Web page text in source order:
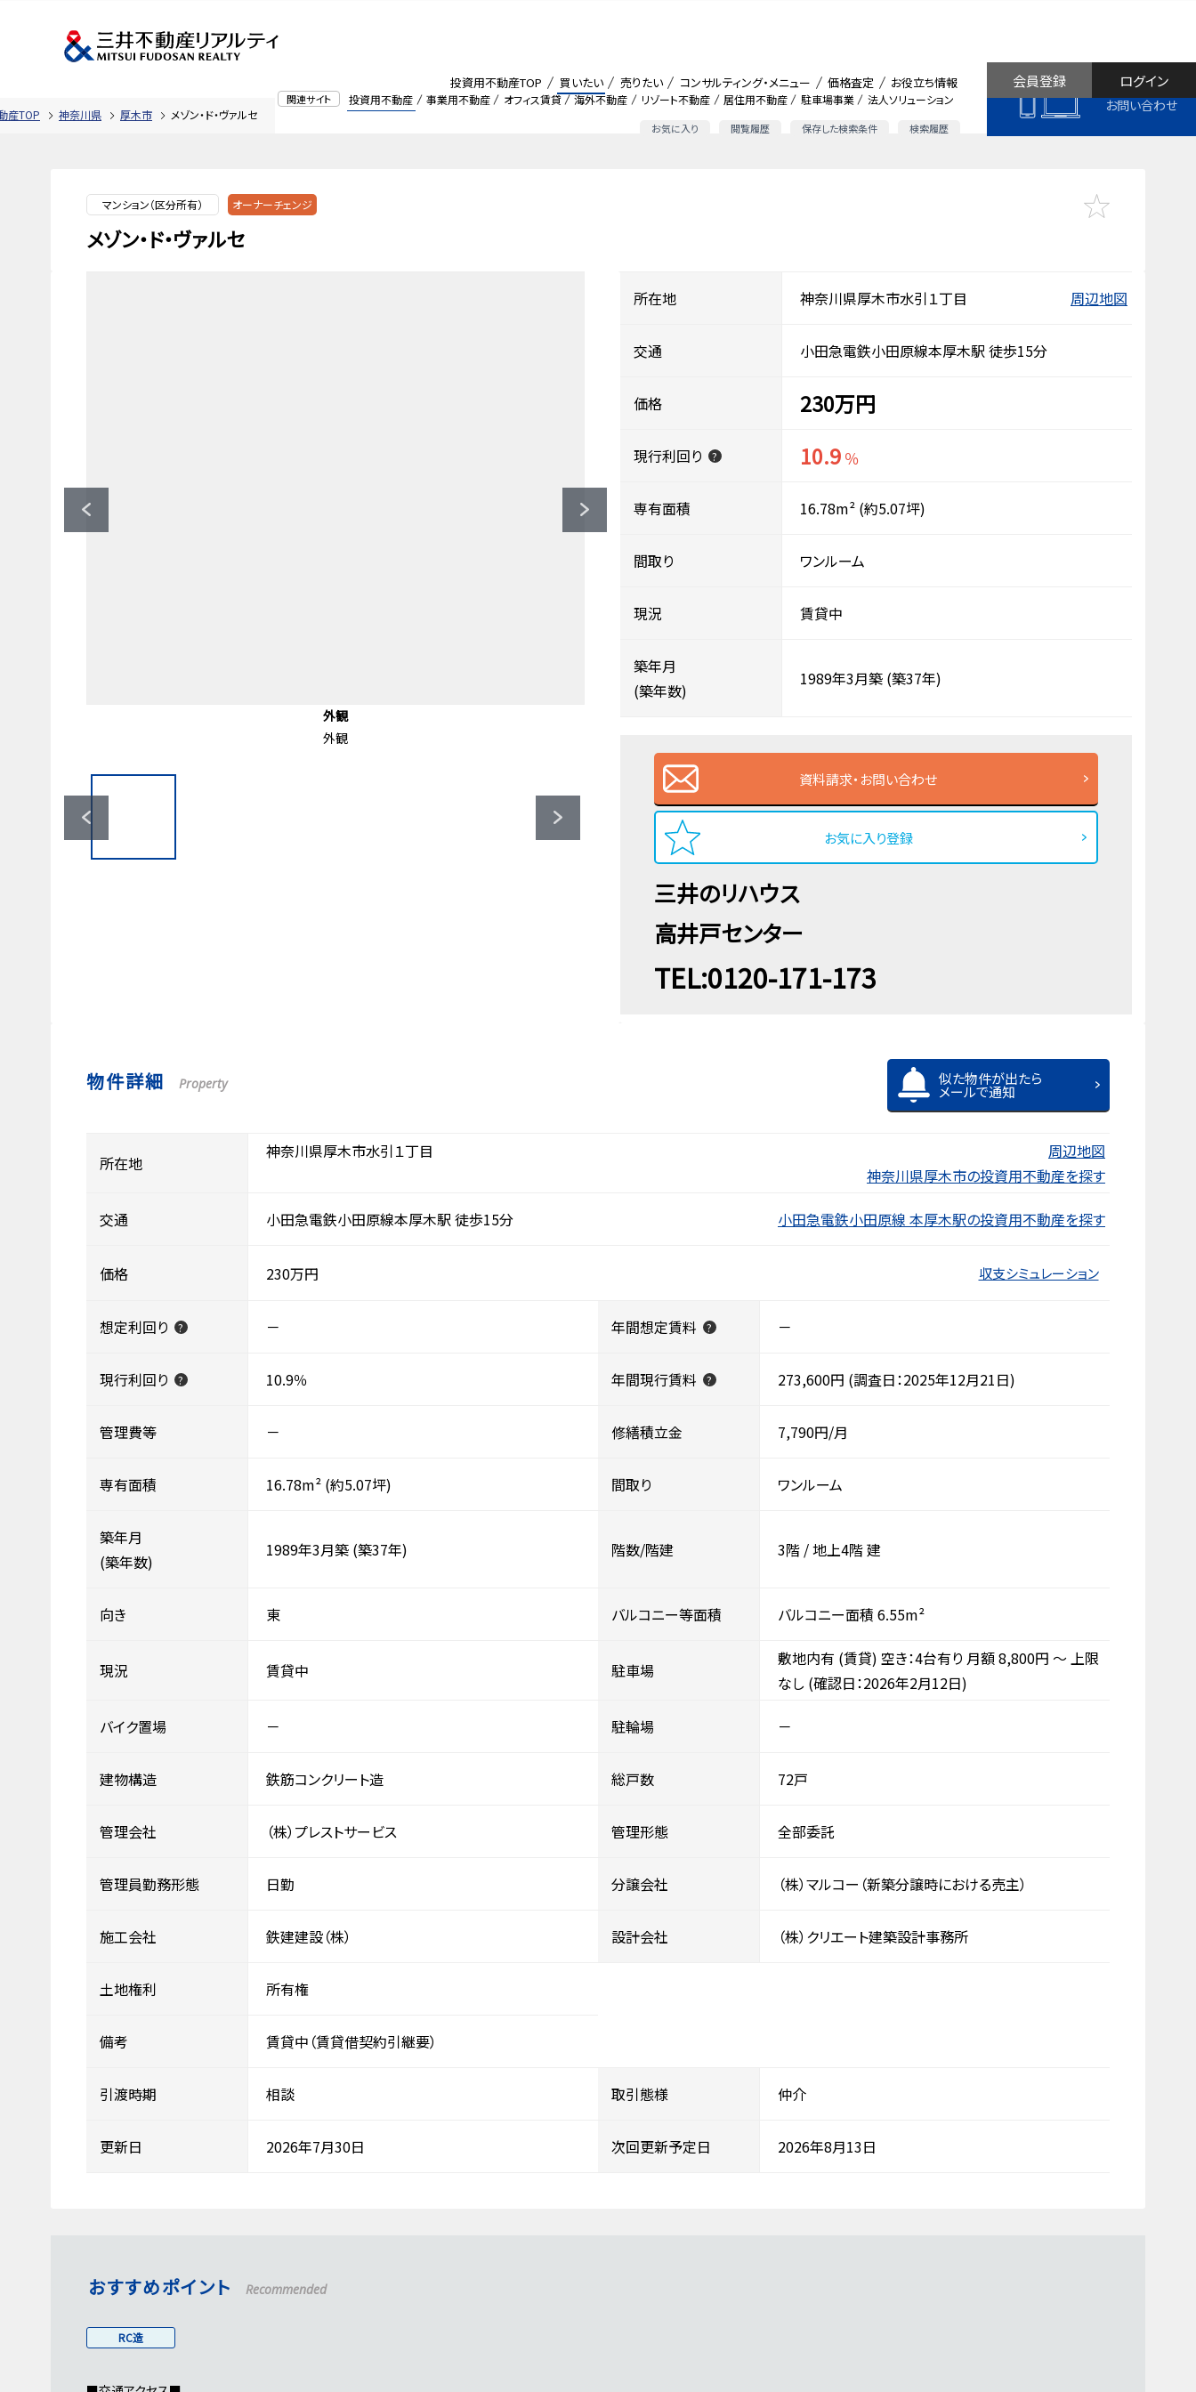
関連サイト 投資用不動産 事業用不動産 オフィス賃貸 海外不動産 リゾート不動産 居住用不動産 駐車場事業 法人ソリューション
お気に入り 閲覧履歴 保存した検索条件 検索履歴
投資用不動産TOP 買いたい 売りたい コンサルティング・メニュー 価格査定 お役立ち情報
お問い合わせ
ログイン
会員登録
産TOP 神奈川県 厚木市 メゾン・ド・ヴァルセ
マンション（区分所有） オーナーチェンジ
メゾン・ド・ヴァルセ
間取り図
外観
外観
外観
外観
共有部分
共用部分
エントランス
エントランス
共有部分
共有部分
共有部分
トランクルーム
共有部分
宅配ロッカー
エントランス
エントランス
共有部分
１階廊下部分
駐車場
駐車場
駐車場
駐車場
共有部分
駐輪場
厚木市立病院（約220ｍ）
徒歩3分。
セブンイレブン 厚木市立病院前店（約150ｍ）
徒歩２分
所在地 神奈川県厚木市水引１丁目 周辺地図
交通 小田急電鉄小田原線本厚木駅 徒歩15分
価格 230万円
現行利回り ? 10.9 ％
専有面積 16.78m² (約5.07坪)
間取り ワンルーム
現況 賃貸中
築年月
(築年数)
1989年3月築 (築37年)
資料請求・お問い合わせ
お気に入り登録
三井のリハウス
高井戸センター
TEL:0120-171-173
物件詳細 Property 似た物件が出たら
メールで通知
所在地
神奈川県厚木市水引１丁目
周辺地図
神奈川県厚木市の投資用不動産を探す
交通 小田急電鉄小田原線本厚木駅 徒歩15分 小田急電鉄小田原線 本厚木駅の投資用不動産を探す
価格 230万円 収支シミュレーション
想定利回り ? － 年間想定賃料 ? －
現行利回り ? 10.9％ 年間現行賃料 ? 273,600円 (調査日：2025年12月21日)
管理費等 － 修繕積立金 7,790円/月
専有面積 16.78m² (約5.07坪) 間取り ワンルーム
築年月
(築年数)
1989年3月築 (築37年) 階数/階建 3階 /地上4階建
向き 東 バルコニー等面積 バルコニー面積 6.55m²
現況 賃貸中 駐車場
敷地内有 (賃貸) 空き：4台有り 月額8,800円 ～上限
なし (確認日：2026年2月12日)
バイク置場 － 駐輪場 －
建物構造 鉄筋コンクリート造 総戸数 72戸
管理会社 （株）プレストサービス 管理形態 全部委託
管理員勤務形態 日勤 分譲会社 （株）マルコー（新築分譲時における売主）
施工会社 鉄建建設（株） 設計会社 （株）クリエート建築設計事務所
土地権利 所有権
備考 賃貸中（賃貸借契約引継要）
引渡時期 相談 取引態様 仲介
更新日 2026年7月30日 次回更新予定日 2026年8月13日
おすすめポイント Recommended
RC造